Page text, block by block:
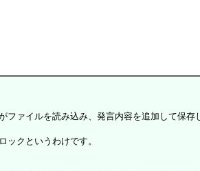
ァイルを読み込み、発言内容を追加して保
クというわけです。